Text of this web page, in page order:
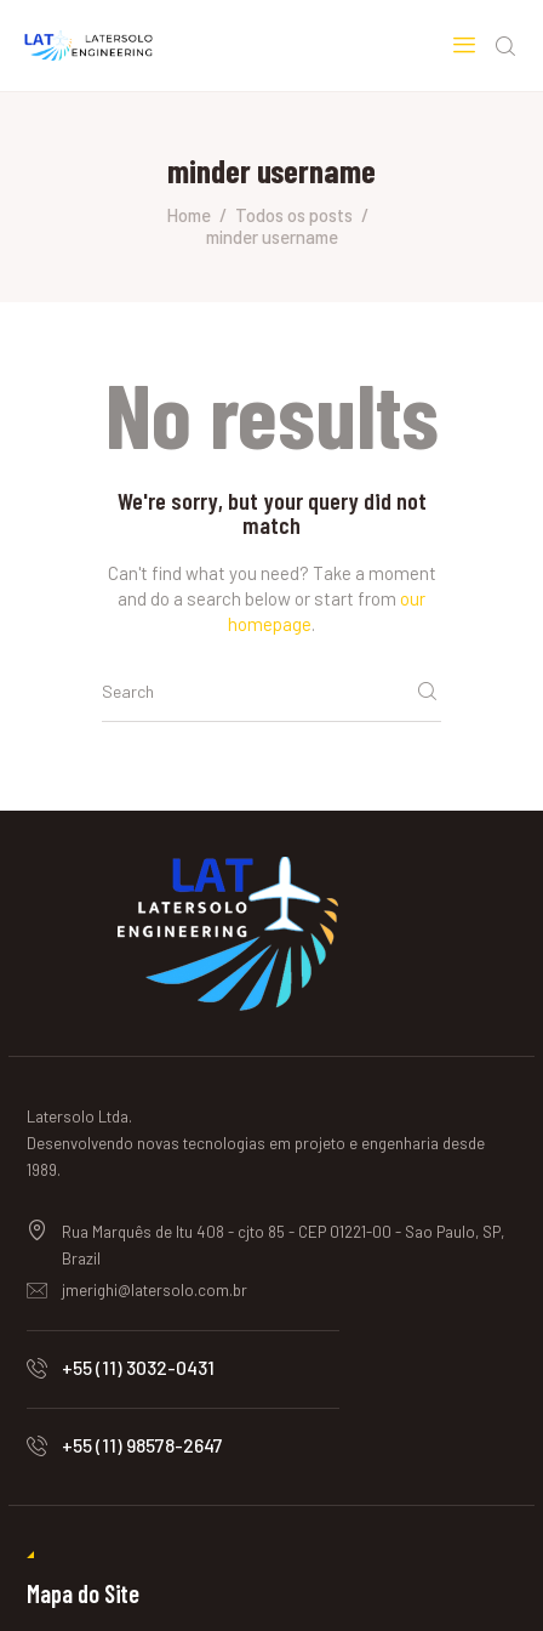
minder username
Home
Todos os posts
minder username
SOBRE A LATERSOLO
ENGINEERING
No results
We're sorry, but your query did not
match
Can't find what you need? Take a moment
and do a search below or start from our
homepage.
Latersolo Ltda.
Desenvolvendo novas tecnologias em projeto e engenharia desde
1989.
Rua Marquês de Itu 408 - cjto 85 - CEP 01221-00 - Sao Paulo, SP,
Brazil
jmerighi@latersolo.com.br
+55 (11) 3032-0431
+55 (11) 98578-2647
Mapa do Site